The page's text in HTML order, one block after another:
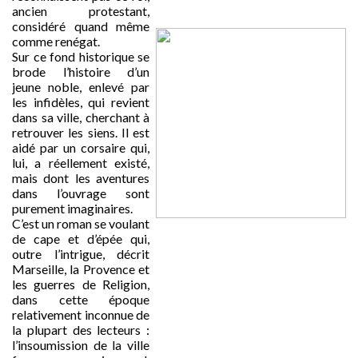
ancien protestant,
considéré quand même
comme renégat.
Sur ce fond historique se
brode l’histoire d’un
jeune noble, enlevé par
les infidèles, qui revient
dans sa ville, cherchant à
retrouver les siens. Il est
aidé par un corsaire qui,
lui, a réellement existé,
mais dont les aventures
dans l’ouvrage sont
purement imaginaires.
C’est un roman se voulant
de cape et d’épée qui,
outre l’intrigue, décrit
Marseille, la Provence et
les guerres de Religion,
dans cette époque
relativement inconnue de
la plupart des lecteurs :
l’insoumission de la ville